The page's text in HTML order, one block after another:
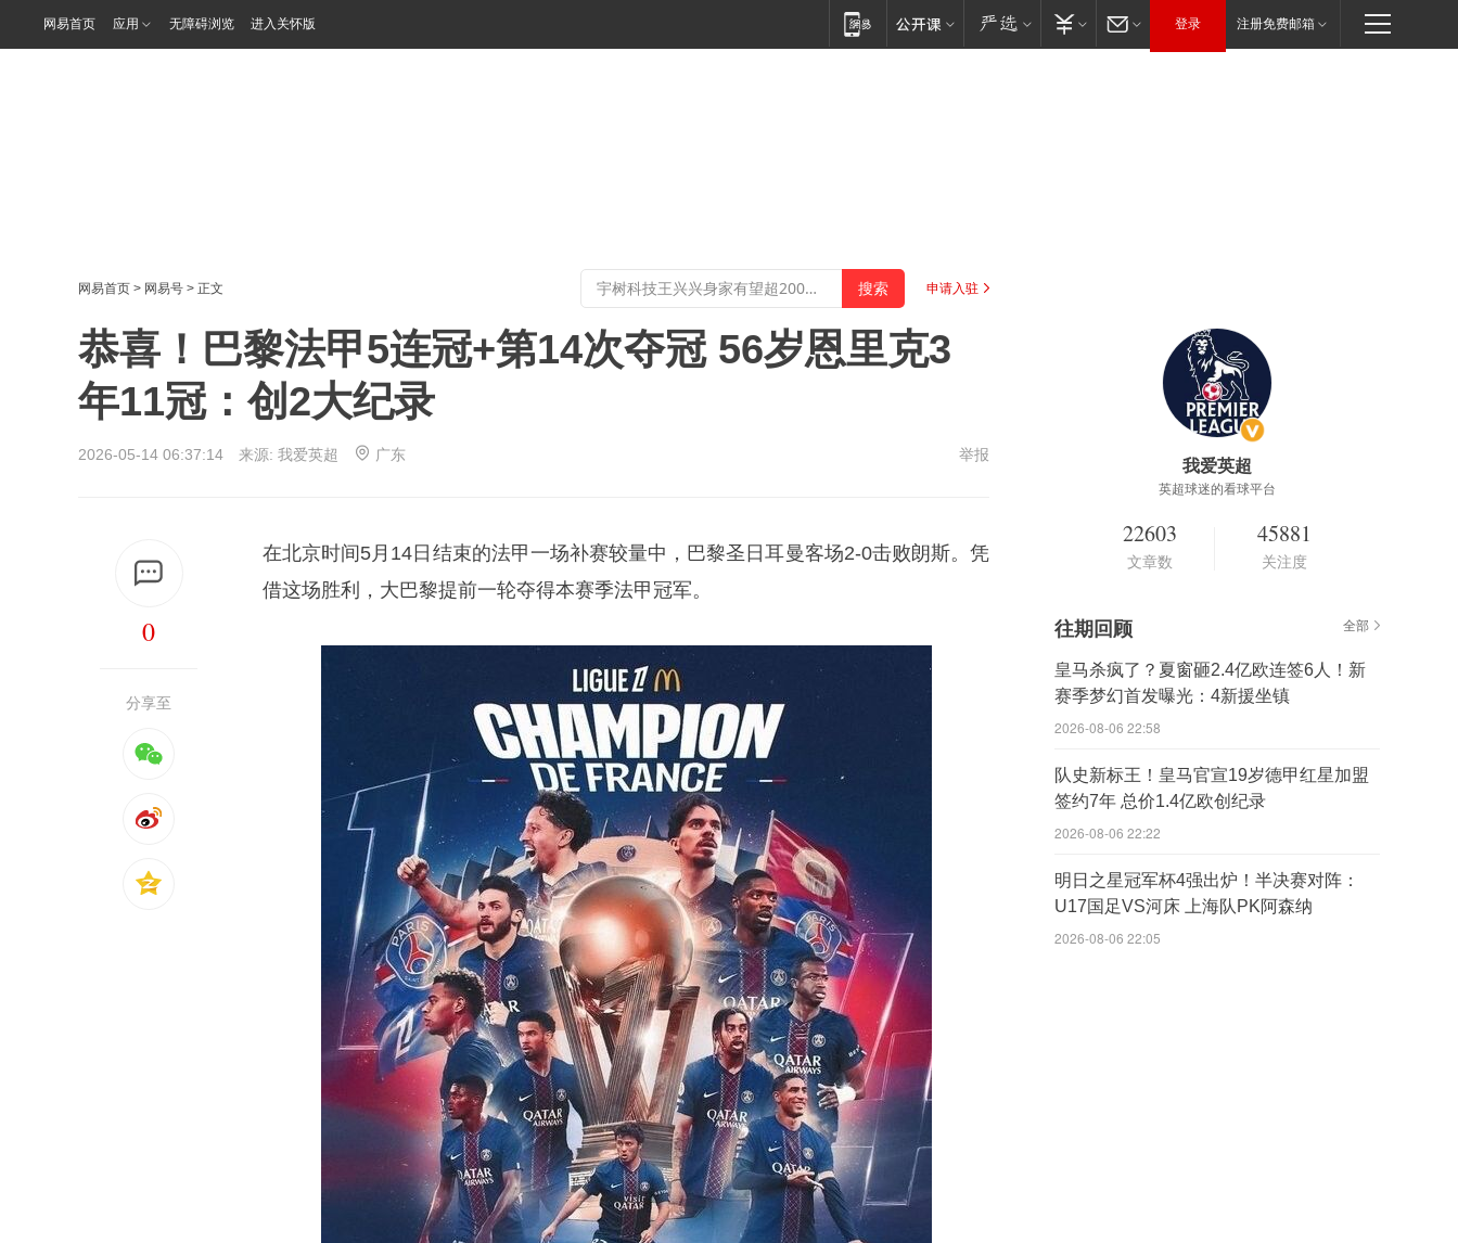
网易首页 应用 无障碍浏览 进入关怀版 登录 注册免费邮箱
网易首页 > 网易号 > 正文 申请入驻
恭喜！巴黎法甲5连冠+第14次夺冠 56岁恩里克3
年11冠：创2大纪录
2026-05-14 06:37:14 来源: 我爱英超 广东 举报
0
分享至
在北京时间5月14日结束的法甲一场补赛较量中， 巴黎圣日耳曼客场2-0击败朗斯。凭
借这场胜利，大巴黎提前一轮夺得本赛季法甲冠军。
我爱英超
英超球迷的看球平台
22603
文章数
45881
关注度
往期回顾 全部
皇马杀疯了？夏窗砸2.4亿欧连签6人！新
赛季梦幻首发曝光：4新援坐镇
2026-08-06 22:58
队史新标王！皇马官宣19岁德甲红星加盟
签约7年 总价1.4亿欧创纪录
2026-08-06 22:22
明日之星冠军杯4强出炉！半决赛对阵：
U17国足VS河床 上海队PK阿森纳
2026-08-06 22:05